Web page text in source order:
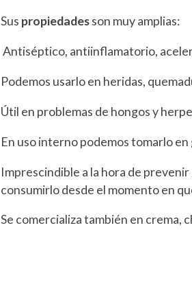
Sus propiedadesson muy amplias:
Antiséptico, antiinflamatorio,
Podemos usarlo en heridas,
Útil en problemas de hongos y
En uso interno podemos tomarlo
Imprescindible a la hora de
consumirlo desde el momento en
Se comercializa también en crema,